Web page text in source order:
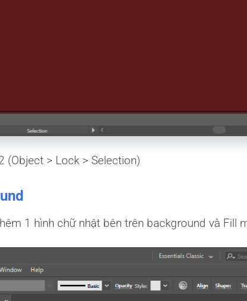
(Object > Lock > Selection)
1 hình chữ nhật bên trên background và Fill